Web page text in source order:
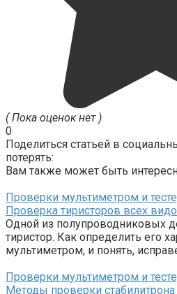
( Пока оценок нет )
0
Поделиться статьей в
потерять:
Вам также может быть
Проверки мультиметром и
Проверка тиристоров всех
Одной из полупроводниковых
тиристор. Как определить его
мультиметром, и понять,
Проверки мультиметром и
Методы проверки